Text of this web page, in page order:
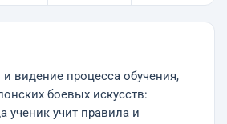
видение процесса обучения,
боевых искусств:
ученик учит правила и